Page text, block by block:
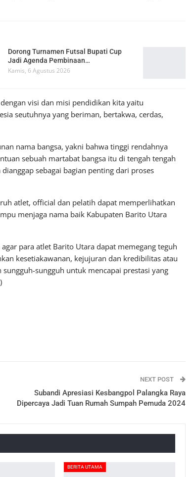
Dorong Turnamen Futsal Bupati Cup
Jadi Agenda Pembinaan…
Kamis, 6 Agustus 2026
visi dan misi pendidikan kita yaitu
seutuhnya yang beriman, bertakwa, cerdas,
nama bangsa, yakni bahwa tinggi rendahnya
sebuah martabat bangsa itu di tengah tengah
sebagai bagian penting dari proses
atlet, official dan pelatih dapat memperlihatkan
menjaga nama baik Kabupaten Barito Utara
para atlet Barito Utara dapat memegang teguh
kesetiakawanan, kejujuran dan kredibilitas atau
sungguh untuk mencapai prestasi yang
NEXT POST
Subandi Apresiasi Kesbangpol Palangka Raya
Dipercaya Jadi Tuan Rumah Sumpah Pemuda 2024
BERITA UTAMA